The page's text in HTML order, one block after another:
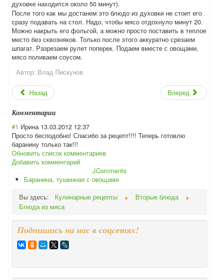
духовке находится около 50 минут).
После того как мы достанем это блюдо из духовки не стоит его
сразу подавать на стол. Надо, чтобы мясо отдохнуло минут 20.
Можно накрыть его фольгой, а можно просто поставить в теплое
место без сквозняков. Только после этого аккуратно срезаем
шпагат. Разрезаем рулет поперек. Подаем вместе с овощами,
мясо поливаем соусом.
Автор: Влад Пискунов
Назад Вперед
Комментарии
#1 Ирина 13.03.2012 12:37
Просто бесподобно! Спасибо за рецепт!!!! Теперь готовлю
баранину только так!!!
Обновить список комментариев
Добавить комментарий
JComments
Баранина, тушенная с овощами
Вы здесь:
Кулинарные рецепты
Вторые блюда
Блюда из мяса
Подпишись на нас в соцсетях!